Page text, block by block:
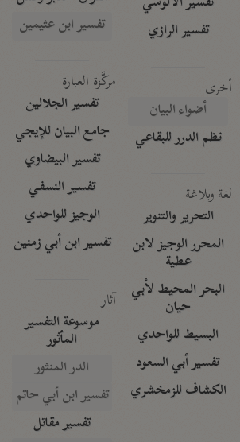
تفسير الرازي
أخرى
أضواء البيان
نظم الدرر للبقاعي
لغة وبلاغة
التحرير والتنوير
المحرر الوجيز لابن
عطية
البحر المحيط لأبي
حيان
البسيط للواحدي
تفسير أبي السعود
الكشاف للزمخشري
تفسير ابن عثيمين
مركَّزة العبارة
تفسير الجلالين
جامع البيان للإيجي
تفسير البيضاوي
تفسير النسفي
الوجيز للواحدي
تفسير ابن أبي زمنين
آثار
موسوعة التفسير
المأثور
الدر المنثور
تفسير ابن أبي حاتم
تفسير مقاتل